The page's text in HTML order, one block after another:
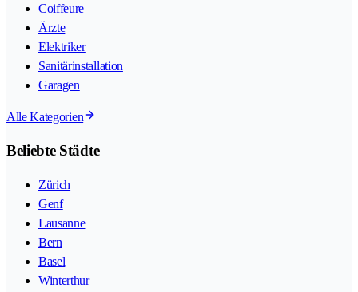
Coiffeure
Ärzte
Elektriker
Sanitärinstallation
Garagen
Alle Kategorien
Beliebte Städte
Zürich
Genf
Lausanne
Bern
Basel
Winterthur